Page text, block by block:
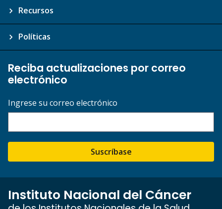
Recursos
Políticas
Reciba actualizaciones por correo
electrónico
Ingrese su correo electrónico
Suscríbase
Instituto Nacional del Cáncer